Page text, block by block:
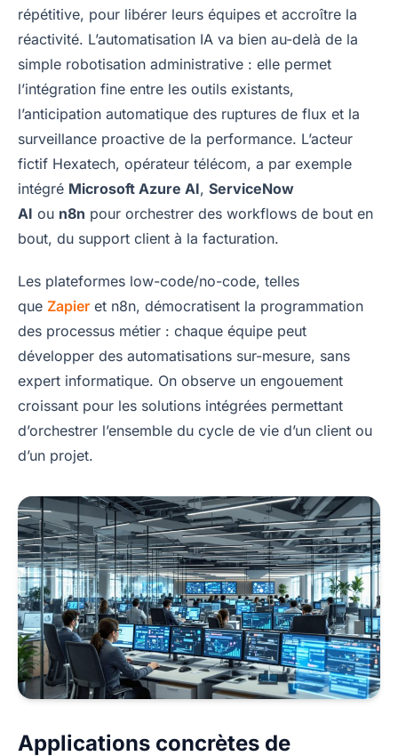
répétitive, pour libérer leurs équipes et accroître la
réactivité. L’automatisation IA va bien au-delà de la
simple robotisation administrative : elle permet
l’intégration fine entre les outils existants,
l’anticipation automatique des ruptures de flux et la
surveillance proactive de la performance. L’acteur
fictif Hexatech, opérateur télécom, a par exemple
intégré Microsoft Azure AI, ServiceNow
AI ou n8n pour orchestrer des workflows de bout en
bout, du support client à la facturation.
Les plateformes low-code/no-code, telles
que Zapier et n8n, démocratisent la programmation
des processus métier : chaque équipe peut
développer des automatisations sur-mesure, sans
expert informatique. On observe un engouement
croissant pour les solutions intégrées permettant
d’orchestrer l’ensemble du cycle de vie d’un client ou
d’un projet.
Applications concrètes de